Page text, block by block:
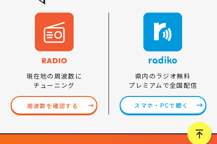
現在地の周波数に
チューニング
周波数を確認する
県内のラジオ無料
プレミアムで全国配信
スマホ・PCで聴く